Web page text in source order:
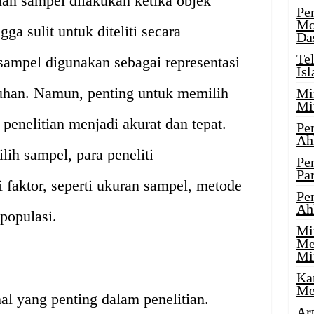
sulit untuk diteliti secara
digunakan sebagai representasi
Namun, penting untuk memilih
menjadi akurat dan tepat.
sampel, para peneliti
seperti ukuran sampel, metode
yang penting dalam penelitian.